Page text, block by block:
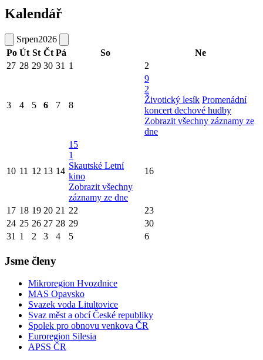
Kalendář
Srpen2026
Po Út St Čt Pá So
Ne
27 28 29 30 31 1 2
3 4 5 6 7 8
9
2
Životický lesík Promenádní
koncert dechové hudby
Zobrazit všechny záznamy ze
dne
10 11 12 13 14
15
1
Skautské Letní
kino
Zobrazit všechny
záznamy ze dne
16
17 18 19 20 21 22
23
24 25 26 27 28 29
30
31 1 2 3 4 5 6
Jsme členy
Mikroregion Hvozdnice
MAS Opavsko
Svazek voda Litultovice
Svaz měst a obcí České republiky
Spolek pro obnovu venkova ČR
Euroregion Silesia
APSS ČR